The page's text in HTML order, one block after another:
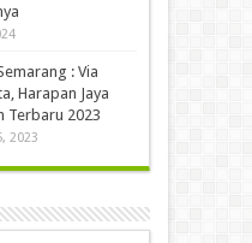
: Via
Harapan Jaya
Terbaru 2023
2023